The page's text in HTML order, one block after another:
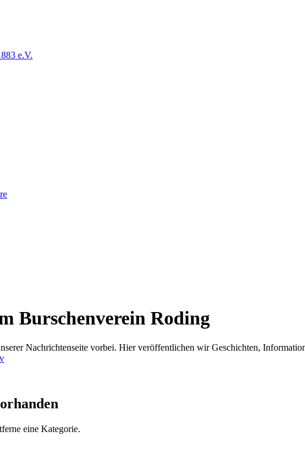
e.V.
Burschenverein Roding
Nachrichtenseite vorbei. Hier veröffentlichen wir Geschichten,
eine Kategorie.